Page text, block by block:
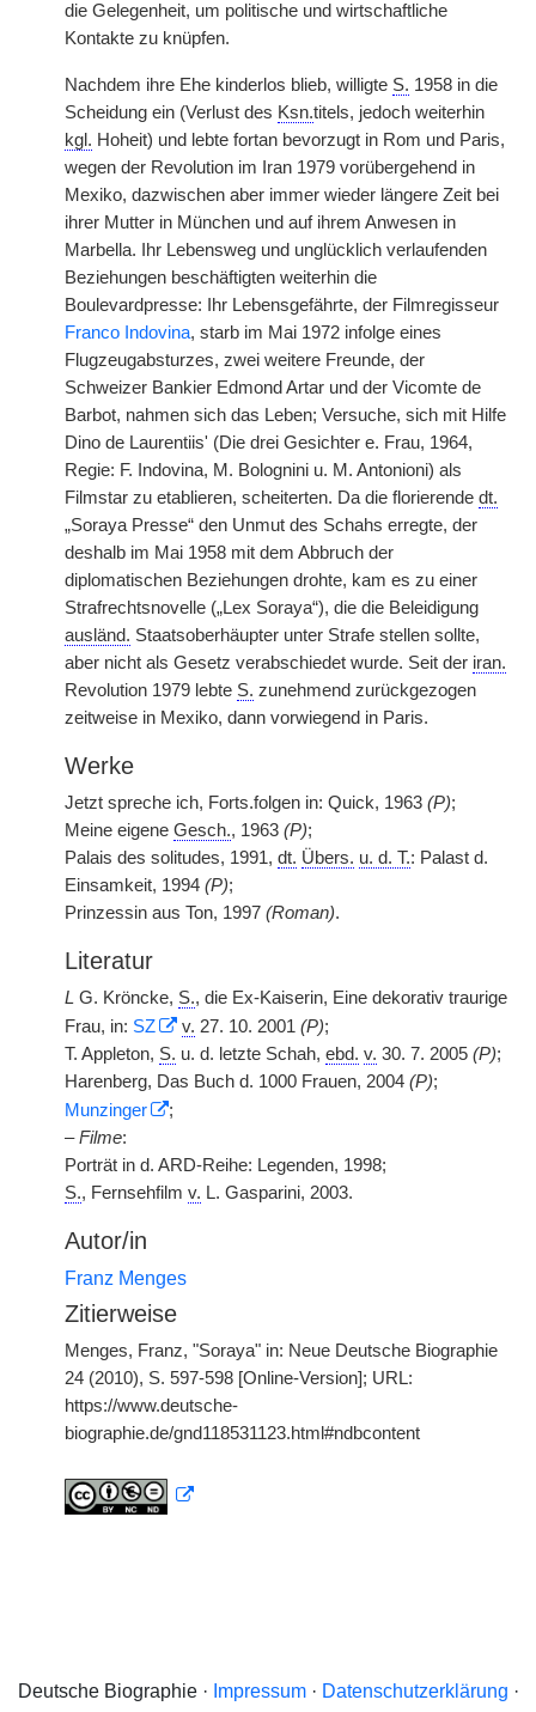
die Gelegenheit, um politische und wirtschaftliche
Kontakte zu knüpfen.
Nachdem ihre Ehe kinderlos blieb, willigte S. 1958 in die
Scheidung ein (Verlust des Ksn.titels, jedoch weiterhin
kgl. Hoheit) und lebte fortan bevorzugt in Rom und Paris,
wegen der Revolution im Iran 1979 vorübergehend in
Mexiko, dazwischen aber immer wieder längere Zeit bei
ihrer Mutter in München und auf ihrem Anwesen in
Marbella. Ihr Lebensweg und unglücklich verlaufenden
Beziehungen beschäftigten weiterhin die
Boulevardpresse: Ihr Lebensgefährte, der Filmregisseur
Franco Indovina, starb im Mai 1972 infolge eines
Flugzeugabsturzes, zwei weitere Freunde, der
Schweizer Bankier Edmond Artar und der Vicomte de
Barbot, nahmen sich das Leben; Versuche, sich mit Hilfe
Dino de Laurentiis' (Die drei Gesichter e. Frau, 1964,
Regie: F. Indovina, M. Bolognini u. M. Antonioni) als
Filmstar zu etablieren, scheiterten. Da die florierende dt.
„Soraya Presse“ den Unmut des Schahs erregte, der
deshalb im Mai 1958 mit dem Abbruch der
diplomatischen Beziehungen drohte, kam es zu einer
Strafrechtsnovelle („Lex Soraya“), die die Beleidigung
ausländ. Staatsoberhäupter unter Strafe stellen sollte,
aber nicht als Gesetz verabschiedet wurde. Seit der iran.
Revolution 1979 lebte S. zunehmend zurückgezogen
zeitweise in Mexiko, dann vorwiegend in Paris.
Werke
Jetzt spreche ich, Forts.folgen in: Quick, 1963 (P);
Meine eigene Gesch., 1963 (P);
Palais des solitudes, 1991, dt. Übers. u. d. T.: Palast d.
Einsamkeit, 1994 (P);
Prinzessin aus Ton, 1997 (Roman).
Literatur
L G. Kröncke, S., die Ex-Kaiserin, Eine dekorativ traurige
Frau, in: SZ v. 27. 10. 2001 (P);
T. Appleton, S. u. d. letzte Schah, ebd. v. 30. 7. 2005 (P);
Harenberg, Das Buch d. 1000 Frauen, 2004 (P);
Munzinger
;
–Filme:
Porträt in d. ARD-Reihe: Legenden, 1998;
S., Fernsehfilm v. L. Gasparini, 2003.
Autor/in
Franz Menges
Zitierweise
Menges, Franz, "Soraya" in: Neue Deutsche Biographie
24 (2010), S. 597-598 [Online-Version]; URL:
https://www.deutsche-
biographie.de/gnd118531123.html#ndbcontent
Deutsche Biographie · Impressum· Datenschutzerklärung ·